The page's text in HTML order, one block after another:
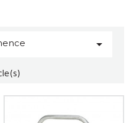
épingle bouche incendie,
